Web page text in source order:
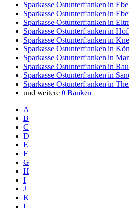
Sparkasse Ostunterfranken in
Sparkasse Ostunterfranken in
Sparkasse Ostunterfranken in
Sparkasse Ostunterfranken in
Sparkasse Ostunterfranken in
Sparkasse Ostunterfranken in
Sparkasse Ostunterfranken in
Sparkasse Ostunterfranken in
Sparkasse Ostunterfranken in
Sparkasse Ostunterfranken in
und weitere 0 Banken
A
B
C
D
E
F
G
H
I
J
K